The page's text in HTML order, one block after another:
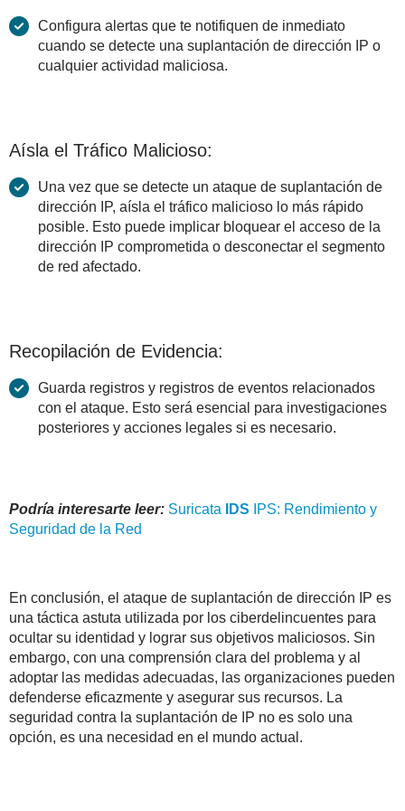
Configura alertas que te notifiquen de inmediato
cuando se detecte una suplantación de dirección IP o
cualquier actividad maliciosa.
Aísla el Tráfico Malicioso:
Una vez que se detecte un ataque de suplantación de
dirección IP, aísla el tráfico malicioso lo más rápido
posible. Esto puede implicar bloquear el acceso de la
dirección IP comprometida o desconectar el segmento
de red afectado.
Recopilación de Evidencia:
Guarda registros y registros de eventos relacionados
con el ataque. Esto será esencial para investigaciones
posteriores y acciones legales si es necesario.
Podría interesarte leer: Suricata IDS IPS: Rendimiento y
Seguridad de la Red
En conclusión, el ataque de suplantación de dirección IP es
una táctica astuta utilizada por los ciberdelincuentes para
ocultar su identidad y lograr sus objetivos maliciosos. Sin
embargo, con una comprensión clara del problema y al
adoptar las medidas adecuadas, las organizaciones pueden
defenderse eficazmente y asegurar sus recursos. La
seguridad contra la suplantación de IP no es solo una
opción, es una necesidad en el mundo actual.